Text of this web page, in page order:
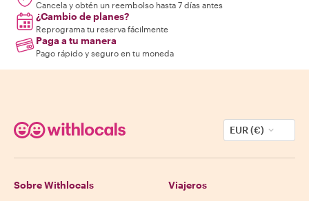
Cancela y obtén un reembolso hasta 7 días antes
¿Cambio de planes?
Reprograma tu reserva fácilmente
Paga a tu manera
Pago rápido y seguro en tu moneda
EUR (€)
Sobre Withlocals Viajeros